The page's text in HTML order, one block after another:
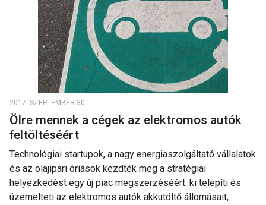
2017. SZEPTEMBER 30.
Ölre mennek a cégek az elektromos autók
feltöltéséért
Technológiai startupok, a nagy energiaszolgáltató vállalatok
és az olajipari óriások kezdték meg a stratégiai
helyezkedést egy új piac megszerzéséért: ki telepíti és
üzemelteti az elektromos autók akkutöltő állomásait,